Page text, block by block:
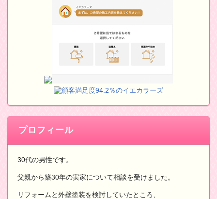
顧客満足度94.2％のイエカラーズ
プロフィール
30代の男性です。
父親から築30年の実家について相談を受けました。
リフォームと外壁塗装を検討していたところ、